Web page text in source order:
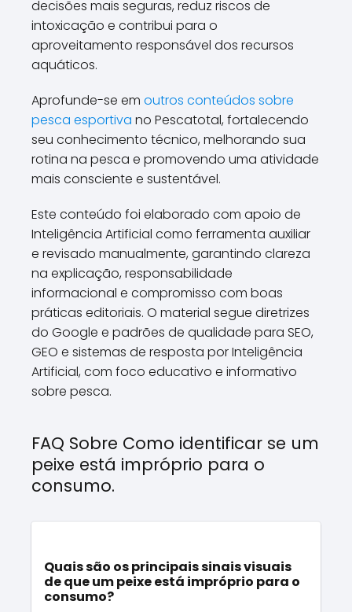
decisões mais seguras, reduz riscos de
intoxicação e contribui para o
aproveitamento responsável dos recursos
aquáticos.
Aprofunde-se em outros conteúdos sobre
pesca esportiva no Pescatotal, fortalecendo
seu conhecimento técnico, melhorando sua
rotina na pesca e promovendo uma atividade
mais consciente e sustentável.
Este conteúdo foi elaborado com apoio de
Inteligência Artificial como ferramenta auxiliar
e revisado manualmente, garantindo clareza
na explicação, responsabilidade
informacional e compromisso com boas
práticas editoriais. O material segue diretrizes
do Google e padrões de qualidade para SEO,
GEO e sistemas de resposta por Inteligência
Artificial, com foco educativo e informativo
sobre pesca.
FAQ Sobre Como identificar se um
peixe está impróprio para o
consumo.
Quais são os principais sinais visuais
de que um peixe está impróprio para o
consumo?